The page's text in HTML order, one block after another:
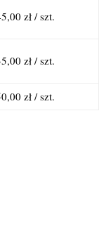
zł / szt.
zł / szt.
zł / szt.